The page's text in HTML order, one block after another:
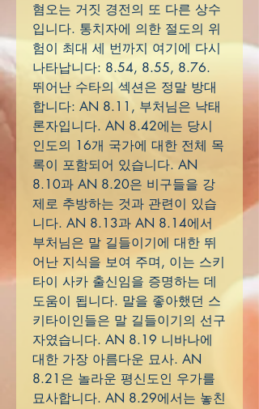
혐오는 거짓 경전의 또 다른 상수
입니다. 통치자에 의한 절도의 위
험이 최대 세 번까지 여기에 다시
나타납니다: 8.54, 8.55, 8.76.
뛰어난 수타의 섹션은 정말 방대
합니다: AN 8.11, 부처님은 낙태
론자입니다. AN 8.42에는 당시
인도의 16개 국가에 대한 전체 목
록이 포함되어 있습니다. AN
8.10과 AN 8.20은 비구들을 강
제로 추방하는 것과 관련이 있습
니다. AN 8.13과 AN 8.14에서
부처님은 말 길들이기에 대한 뛰
어난 지식을 보여 주며, 이는 스키
타이 사카 출신임을 증명하는 데
도움이 됩니다. 말을 좋아했던 스
키타이인들은 말 길들이기의 선구
자였습니다. AN 8.19 니바나에
대한 가장 아름다운 묘사. AN
8.21은 놀라운 평신도인 우가를
묘사합니다. AN 8.29에서는 놓친